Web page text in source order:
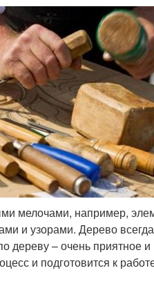
мелочами, например,
и узорами. Дерево
дереву – очень приятное и
и подготовится к